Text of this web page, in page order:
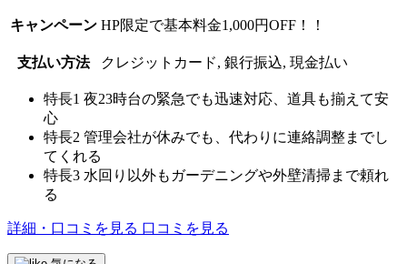
キャンペーン HP限定で基本料金1,000円OFF！！
支払い方法 クレジットカード, 銀行振込, 現金払い
特長1 夜23時台の緊急でも迅速対応、道具も揃えて安
心
特長2 管理会社が休みでも、代わりに連絡調整までし
てくれる
特長3 水回り以外もガーデニングや外壁清掃まで頼れ
る
詳細・口コミを見る 口コミを見る